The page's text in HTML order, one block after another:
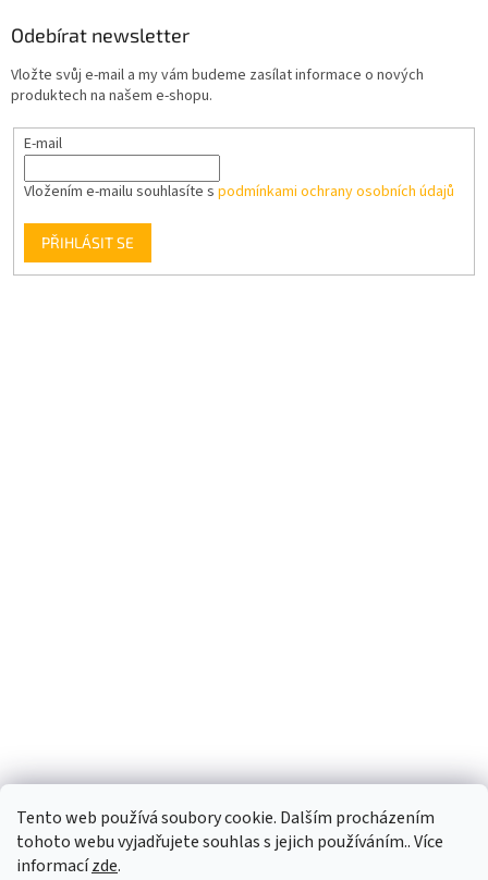
Tento web používá soubory cookie. Dalším procházením
tohoto webu vyjadřujete souhlas s jejich používáním.. Více
informacízde.
Odebírat newsletter
Vložte svůj e-mail a my vám budeme zasílat informace o nových
produktech na našem e-shopu.
E-mail
Vložením e-mailu souhlasíte s podmínkami ochrany osobních údajů
PŘIHLÁSIT SE